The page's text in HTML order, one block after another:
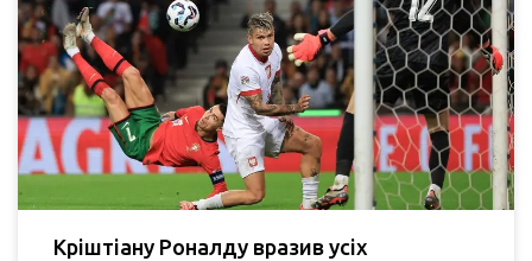
Кріштіану Роналду вразив усіх